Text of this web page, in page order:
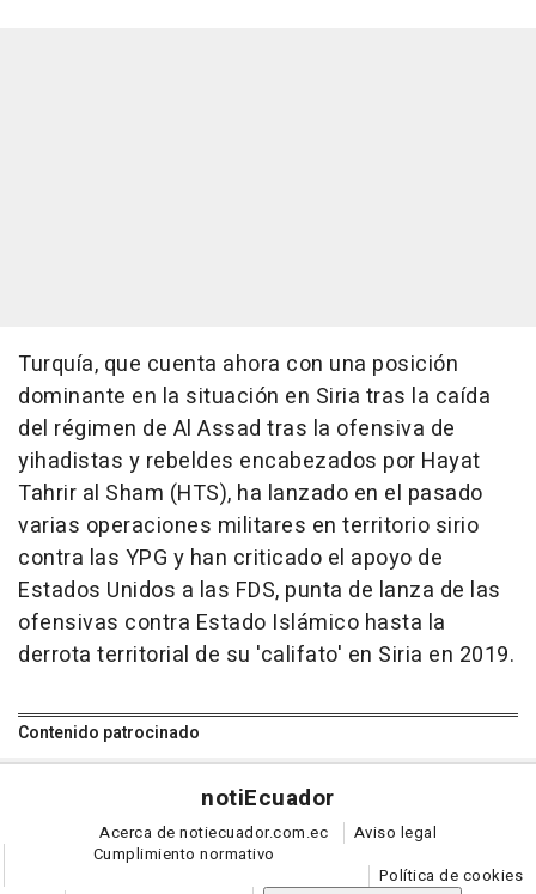
Turquía, que cuenta ahora con una posición
dominante en la situación en Siria tras la caída
del régimen de Al Assad tras la ofensiva de
yihadistas y rebeldes encabezados por Hayat
Tahrir al Sham (HTS), ha lanzado en el pasado
varias operaciones militares en territorio sirio
contra las YPG y han criticado el apoyo de
Estados Unidos a las FDS, punta de lanza de las
ofensivas contra Estado Islámico hasta la
derrota territorial de su 'califato' en Siria en 2019.
Contenido patrocinado
notiEcuador
Acerca de notiecuador.com.ec
Aviso legal
Cumplimiento normativo
Política de cookies